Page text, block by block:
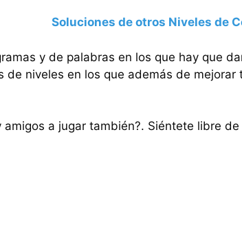
Soluciones de otros Niveles de
y de palabras en los que hay que
de niveles en los que además de
a jugar también?. Siéntete libre